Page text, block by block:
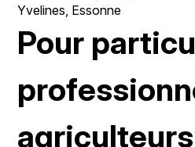
Yvelines, Essonne
Pour
agriculteurs